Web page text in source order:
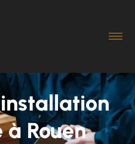
Rouen